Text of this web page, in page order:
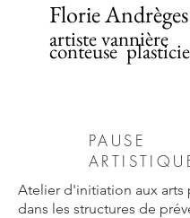
Florie Andrèges
artiste vannière
conteuse
PAUSE
Atelier d'initiation aux arts
dans les structures de